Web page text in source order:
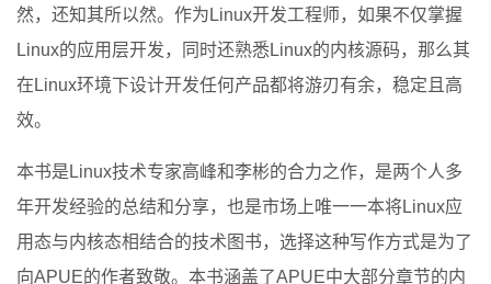
然，还知其所以然。作为Linux开发工程师，如果不仅掌握
Linux的应用层开发，同时还熟悉Linux的内核源码，那么其
在Linux环境下设计开发任何产品都将游刃有余，稳定且高
效。
本书是Linux技术专家高峰和李彬的合力之作，是两个人多
年开发经验的总结和分享，也是市场上唯一一本将Linux应
用态与内核态相结合的技术图书，选择这种写作方式是为了
向APUE的作者致敬。本书涵盖了APUE中大部分章节的内